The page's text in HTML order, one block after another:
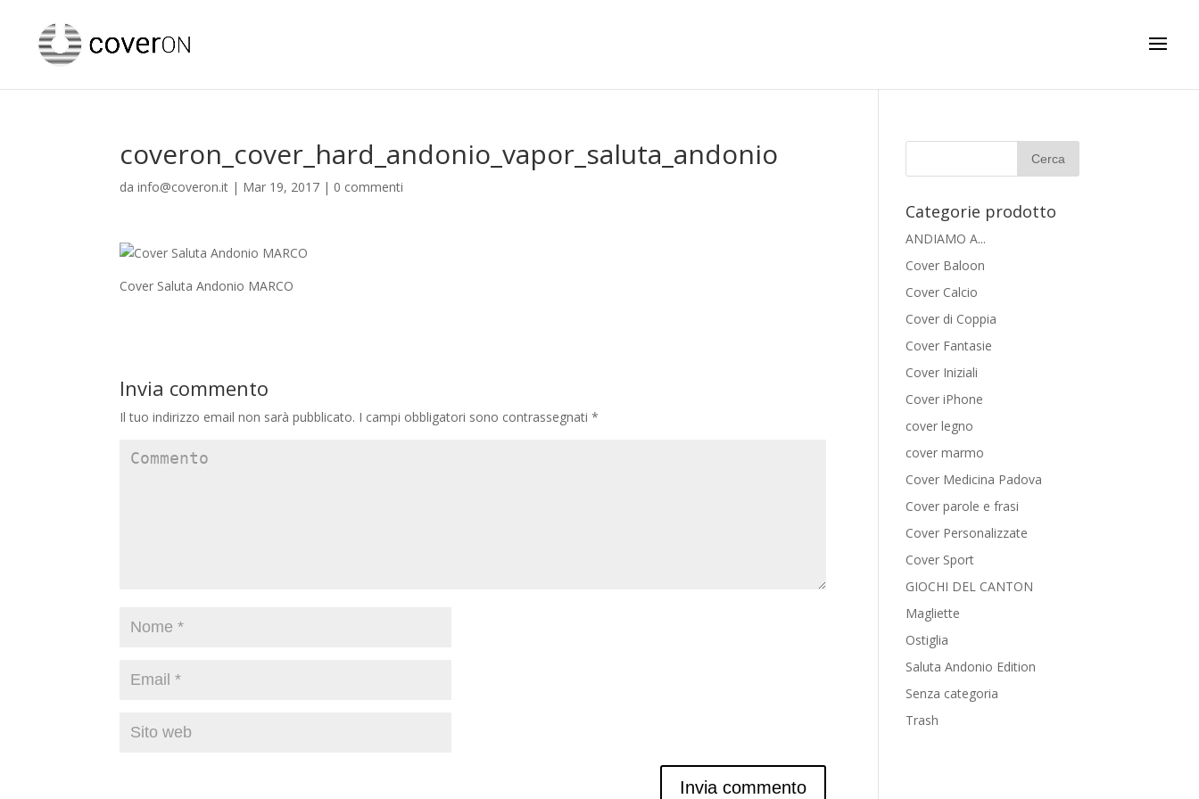
coveron_cover_hard_andonio_vapor_saluta_andonio
dainfo@coveron.it | Mar 19, 2017 | 0 commenti
Cover Saluta Andonio MARCO
Invia commento
Il tuo indirizzo email non sarà pubblicato. I campi obbligatori sono contrassegnati*
Categorie prodotto
ANDIAMO A...
Cover Baloon
Cover Calcio
Cover di Coppia
Cover Fantasie
Cover Iniziali
Cover iPhone
cover legno
cover marmo
Cover Medicina Padova
Cover parole e frasi
Cover Personalizzate
Cover Sport
GIOCHI DEL CANTON
Magliette
Ostiglia
Saluta Andonio Edition
Senza categoria
Trash